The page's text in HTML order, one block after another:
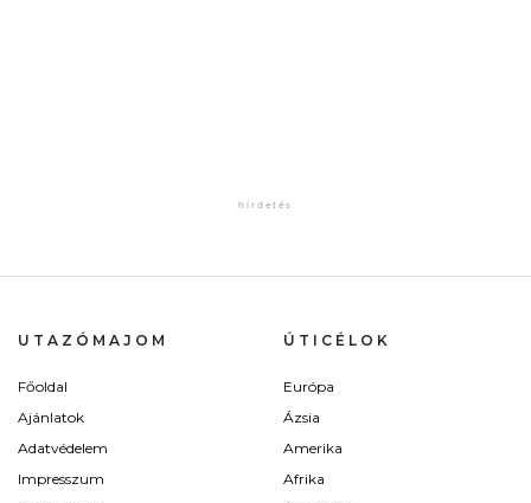
UTAZÓMAJOM
Főoldal
Ajánlatok
Adatvédelem
Impresszum
ÚTICÉLOK
Európa
Ázsia
Amerika
Afrika